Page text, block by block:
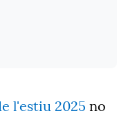
l'estiu 2025 no